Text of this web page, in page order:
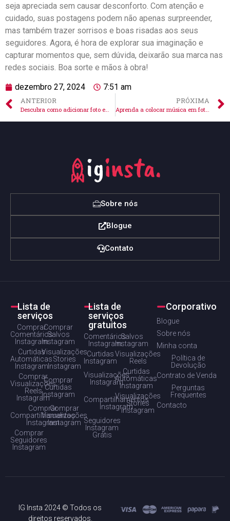
seja apreciada sem causar desconforto. Com ‌atenção ⁢e
cuidado, suas postagens podem não apenas surpreender,
mas também ⁣trazer‍ sorrisos e‍ boas risadas aos seus
seguidores. Agora, é hora de explorar sua imaginação e
⁤capturar momentos‌ que, sem dúvida, deixarão sua marca nas
redes sociais. Boa sorte‌ e⁢ mãos à ⁣obra!
dezembro 27, 2024 7:51 am
ANTERIOR PRÓXIMA
Aprenda a colocar música em fotos do Instagram já postadas!
Sobre nós
Blogue
Contato
Lista de
serviços
Comprar
Comentários
Instagram
Comprar
Salvos
Instagram
Curtidas
Automáticas
Instagram
Visualizações
Stories
Instagram
Comprar
Visualizações
Reels
Instagram
Comprar
Curtidas
Instagram
Comprar
Compartilhamentos
Instagram
Comprar
Visualizações
Instagram
Comprar
Seguidores
Instagram
Lista de
serviços
gratuitos
Comentários
Instagram
Salvos
Instagram
Curtidas
Instagram
Visualizações
Reels
Visualizações
Instagram
Curtidas
Automáticas
Instagram
Compartilhamentos
Instagram
Visualizações
Stories
Instagram
Seguidores
Instagram
Grátis
Corporativo
Blogue
Sobre nós
Minha conta
Política de
Devolução
Contrato de Venda
Perguntas
Frequentes
Contacto
IG Insta 2024 © Todos os
direitos reservados.